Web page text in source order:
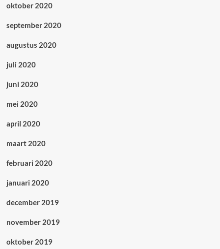
oktober 2020
september 2020
augustus 2020
juli 2020
juni 2020
mei 2020
april 2020
maart 2020
februari 2020
januari 2020
december 2019
november 2019
oktober 2019